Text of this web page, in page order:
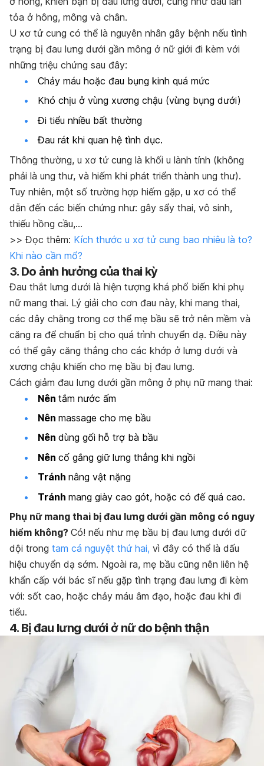
tỏa ở hông, mông và chân.
U xơ tử cung có thể là nguyên nhân gây bệnh nếu tình
trạng bị đau lưng dưới gần mông ở nữ giới đi kèm với
những triệu chứng sau đây:
Chảy máu hoặc đau bụng kinh quá mức
Khó chịu ở vùng xương chậu (vùng bụng dưới)
Đi tiểu nhiều bất thường
Đau rát khi quan hệ tình dục.
Thông thường, u xơ tử cung là khối u lành tính (không
phải là ung thư, và hiếm khi phát triển thành ung thư).
Tuy nhiên, một số trường hợp hiếm gặp, u xơ có thể
dẫn đến các biến chứng như: gây sẩy thai, vô sinh,
thiếu hồng cầu,…
>> Đọc thêm: Kích thước u xơ tử cung bao nhiêu là to?
Khi nào cần mổ?
3. Do ảnh hưởng của thai kỳ
Đau thắt lưng dưới là hiện tượng khá phổ biến khi phụ
nữ mang thai. Lý giải cho cơn đau này, khi mang thai,
các dây chằng trong cơ thể mẹ bầu sẽ trở nên mềm và
căng ra để chuẩn bị cho quá trình chuyển dạ. Điều này
có thể gây căng thẳng cho các khớp ở lưng dưới và
xương chậu khiến cho mẹ bầu bị đau lưng.
Cách giảm đau lưng dưới gần mông ở phụ nữ mang thai:
Nên tắm nước ấm
Nên massage cho mẹ bầu
Nên dùng gối hỗ trợ bà bầu
Nên cố gắng giữ lưng thẳng khi ngồi
Tránh nâng vật nặng
Tránh mang giày cao gót, hoặc có đế quá cao.
Phụ nữ mang thai bị đau lưng dưới gần mông có nguy
hiểm không? Có! nếu như mẹ bầu bị đau lưng dưới dữ
dội trong tam cá nguyệt thứ hai, vì đây có thể là dấu
hiệu chuyển dạ sớm. Ngoài ra, mẹ bầu cũng nên liên hệ
khẩn cấp với bác sĩ nếu gặp tình trạng đau lưng đi kèm
với: sốt cao, hoặc chảy máu âm đạo, hoặc đau khi đi
tiểu.
4. Bị đau lưng dưới ở nữ do bệnh thận